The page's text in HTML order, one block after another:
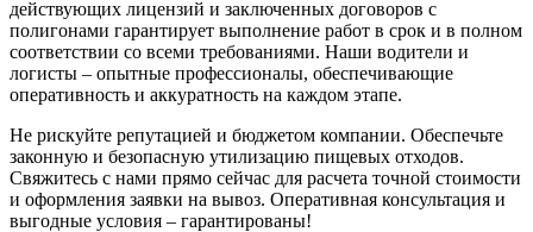
действующих лицензий и заключенных договоров с
полигонами гарантирует выполнение работ в срок и в полном
соответствии со всеми требованиями. Наши водители и
логисты – опытные профессионалы, обеспечивающие
оперативность и аккуратность на каждом этапе.
Не рискуйте репутацией и бюджетом компании. Обеспечьте
законную и безопасную утилизацию пищевых отходов.
Свяжитесь с нами прямо сейчас для расчета точной стоимости
и оформления заявки на вывоз. Оперативная консультация и
выгодные условия – гарантированы!